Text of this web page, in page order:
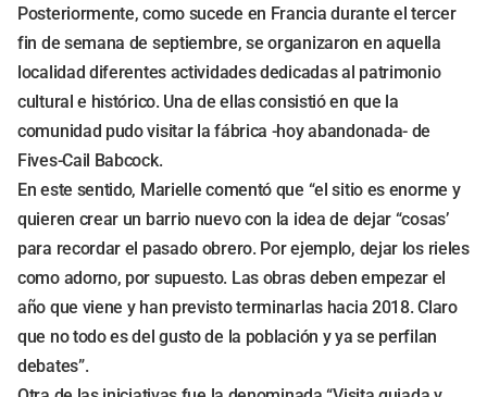
Posteriormente, como sucede en Francia durante el tercer
fin de semana de septiembre, se organizaron en aquella
localidad diferentes actividades dedicadas al patrimonio
cultural e histórico. Una de ellas consistió en que la
comunidad pudo visitar la fábrica -hoy abandonada- de
Fives-Cail Babcock.
En este sentido, Marielle comentó que “el sitio es enorme y
quieren crear un barrio nuevo con la idea de dejar “cosas’
para recordar el pasado obrero. Por ejemplo, dejar los rieles
como adorno, por supuesto. Las obras deben empezar el
año que viene y han previsto terminarlas hacia 2018. Claro
que no todo es del gusto de la población y ya se perfilan
debates”.